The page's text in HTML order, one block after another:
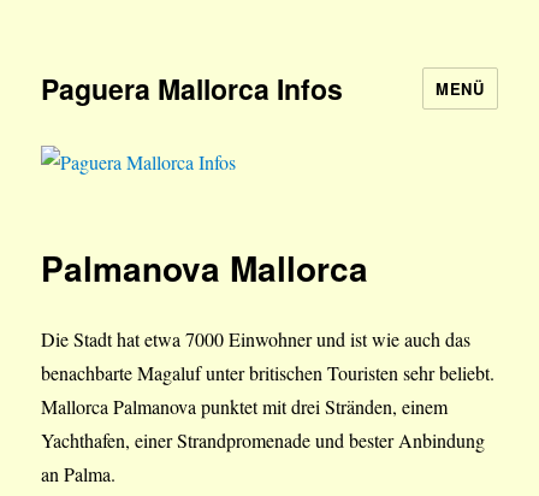
Paguera Mallorca Infos MENÜ
Palmanova Mallorca
Die Stadt hat etwa 7000 Einwohner und ist wie auch das
benachbarte Magaluf unter britischen Touristen sehr beliebt.
Mallorca Palmanova punktet mit drei Stränden, einem
Yachthafen, einer Strandpromenade und bester Anbindung
an Palma.